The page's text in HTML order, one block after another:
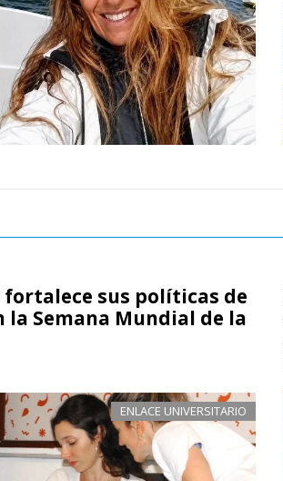
fortalece sus políticas de
la Semana Mundial de la
ENLACE UNIVERSITARIO